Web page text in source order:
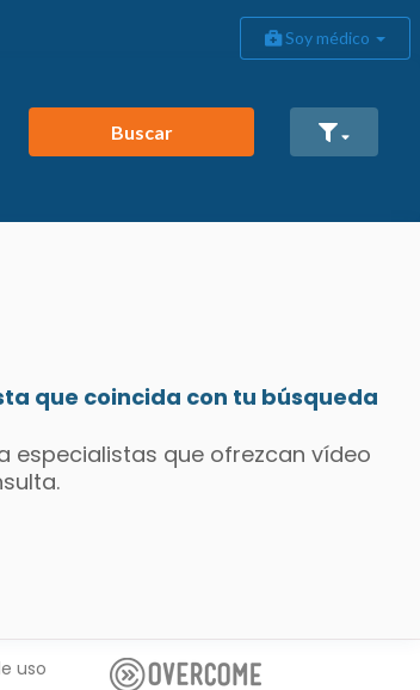
Soy médico
Buscar
que coincida con tu búsqueda
que ofrezcan vídeo
uso